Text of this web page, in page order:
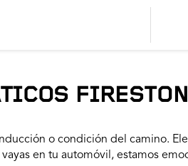
o condición del camino.
en tu automóvil, estamos